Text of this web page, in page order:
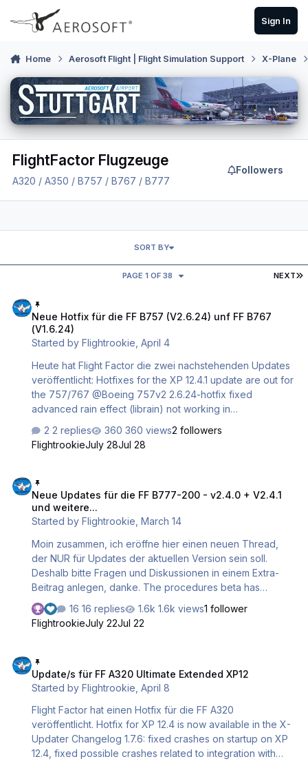
Skip to content
Sign In
Home Aerosoft Flight | Flight Simulation Support X-Plane
FlightFactor Flugzeuge
A320 / A350 / B757 / B767 / B777
Followers
NEXT
PAGE 1 OF 38
SORT BY
Neue Hotfix für die FF B757 (V2.6.24) unf FF B767
(V1.6.24)
Started byFlightrookie,April 4
Heute hat Flight Factor die zwei nachstehenden Updates
veröffentlicht: Hotfixes for the XP 12.4.1 update are out for
the 757/767 @Boeing 757v2 2.6.24-hotfix fixed
advanced rain effect (librain) not working in
target line disappears after a time, @Boeing 767 1.6.24-
hotfix fixed advanced rain effect (librain) not working in
target line disappears after a time Und die Übersetzung:
Hotfixes für das XP-Update 12.4.1 sind für die Boeing
757/767 verfügbar. @Boeing 757v2 2.6.24-Hotfix:
Behebung des Problems mit dem erweiterten
Regeneffekt (librain) unter XP 11/OpenG…
2 replies 360 views2 followers
FlightrookieJuly 28Jul 28
Neue Updates für die FF B777-200 - v2.4.0 + V2.4.1
und weitere...
Started by Flightrookie, March 14
Moin zusammen, ich eröffne hier einen neuen Thread,
der NUR für Updates der aktuellen Version sein soll.
Deshalb bitte Fragen und Diskussionen in einem Extra-
Beitrag anlegen, danke. The procedures beta has
concluded and is now fully integrated into the release
version. This major release also includes numerous bug
fixes! Be sure to update to enjoy all the improvements
added option for aural alerts pilots when approaching or
deviating from a preset altitude, added single
wheelbrakes level support, added text selection
them, reworked the service page log…
16 replies 1.6k views1 follower
FlightrookieJuly 22Jul 22
Update/s für FF A320 Ultimate Extended XP12
Started byFlightrookie ,April 8
Flight Factor hat einen Hotfix für die FF A320
veröffentlicht. Hotfix for XP 12.4 is now available in the X-
Updater Changelog 1.7.6: fixed crashes on startup on XP
12.4, fixed possible crashes related to integration with